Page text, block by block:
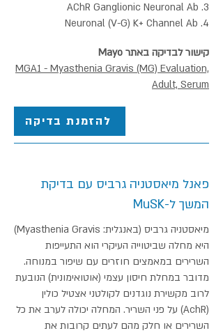
3. AChR Ganglionic Neuronal Ab
4. Neuronal (V-G) K+ Channel Ab
קישור לבדיקה באתר Mayo
MGA1 - Myasthenia Gravis (MG) Evaluation,
Adult, Serum
להזמנת בדיקה
פאנל מיאסטניה גרביס עם בדיקת
המשך ל-MuSK
מיאסטניה גרביס (באנגלית: Myasthenia Gravis)
היא מחלה שביטוייה העיקרי הוא התעייפות
השרירים במאמצים חוזרים עם שיפור במנוחה.
מדובר במחלת חיסון עצמי (אוטואימונית) הנובעת
לרוב מקשירת נוגדנים לקולטני אצטיל כולין
(AchR) על פני השריר. המחלה יכולה לערב את כל
השרירים או חלק מהם לעתים קרובות את